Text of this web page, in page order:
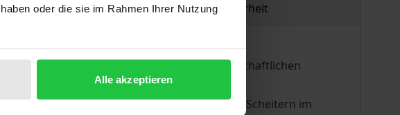
oder die sie im Rahmen Ihrer Nutzung
Alle akzeptieren
Produktsicherheit
bedroht durch die sie umgebenden gesellschaftlichen
Umstände zu entkommen. Gerade durch ihr Scheitern im